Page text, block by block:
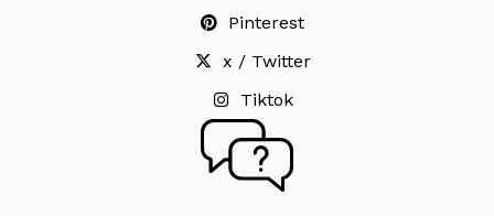
Pinterest
x / Twitter
Tiktok